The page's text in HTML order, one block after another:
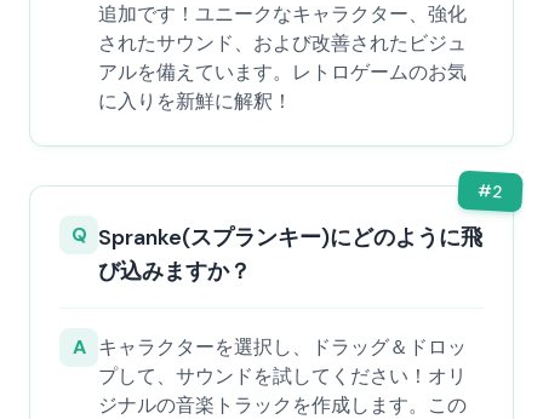
追加です！ユニークなキャラクター、強化
されたサウンド、および改善されたビジュ
アルを備えています。レトロゲームのお気
に入りを新鮮に解釈！
#2
Q Spranke(スプランキー)にどのように飛
び込みますか？
A キャラクターを選択し、ドラッグ＆ドロッ
プして、サウンドを試してください！オリ
ジナルの音楽トラックを作成します。この